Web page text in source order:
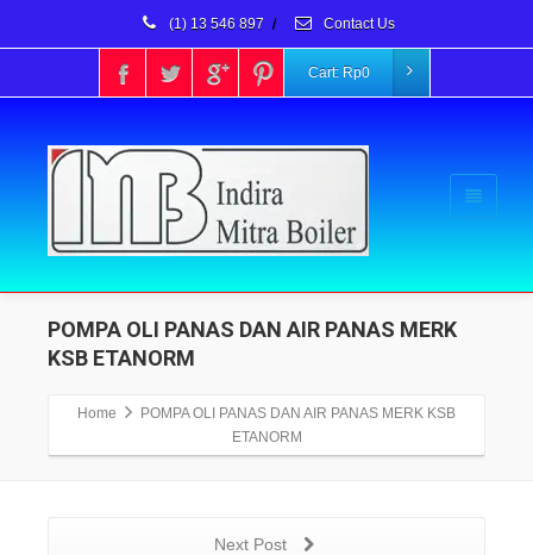
(1) 13 546 897 / Contact Us
Cart: Rp0
POMPA OLI PANAS DAN AIR PANAS MERK
KSB ETANORM
Home
POMPA OLI PANAS DAN AIR PANAS MERK KSB
ETANORM
Next Post